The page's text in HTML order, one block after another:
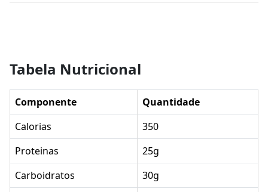
Tabela Nutricional
Componente
Quantidade
Calorias
350
Proteinas
25g
Carboidratos
30g